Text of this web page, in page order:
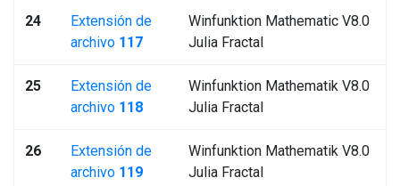
24
Extensión de
archivo 117
Winfunktion Mathematic V8.0
Julia Fractal
25
Extensión de
archivo 118
Winfunktion Mathematik V8.0
Julia Fractal
26
Extensión de
archivo 119
Winfunktion Mathematik V8.0
Julia Fractal